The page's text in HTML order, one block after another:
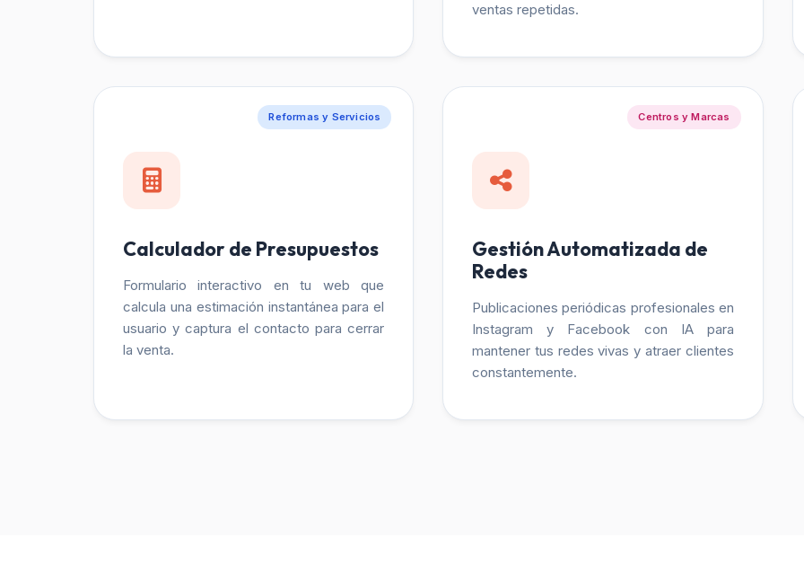
ventas repetidas.
Reformas y Servicios
Calculador de Presupuestos
Formulario interactivo en tu web que
calcula una estimación instantánea para el
usuario y captura el contacto para cerrar
la venta.
Centros y Marcas
Gestión Automatizada de
Redes
Publicaciones periódicas profesionales en
Instagram y Facebook con IA para
mantener tus redes vivas y atraer clientes
constantemente.